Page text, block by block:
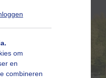
om
en
combineren